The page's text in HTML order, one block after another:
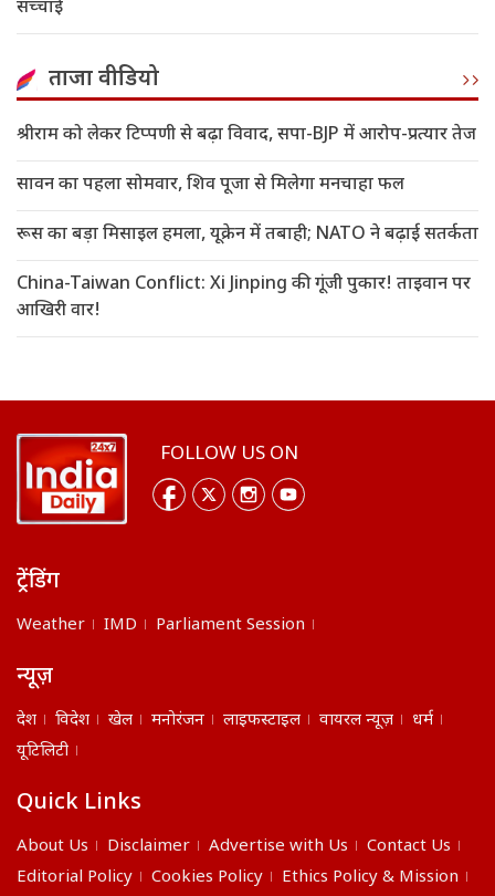
सच्चाई
ताजा वीडियो
श्रीराम को लेकर टिप्पणी से बढ़ा विवाद, सपा-BJP में आरोप-प्रत्यार तेज
सावन का पहला सोमवार, शिव पूजा से मिलेगा मनचाहा फल
रूस का बड़ा मिसाइल हमला, यूक्रेन में तबाही; NATO ने बढ़ाई सतर्कता
China-Taiwan Conflict: Xi Jinping की गूंजी पुकार! ताइवान पर
आखिरी वार!
FOLLOW US ON
ट्रेंडिंग
Weather IMD Parliament Session
न्यूज़
देश विदेश खेल मनोरंजन लाइफस्टाइल वायरल न्यूज़
धर्म
यूटिलिटी
Quick Links
About Us Disclaimer Advertise with Us
Contact Us
Editorial Policy
Cookies Policy Ethics Policy & Mission